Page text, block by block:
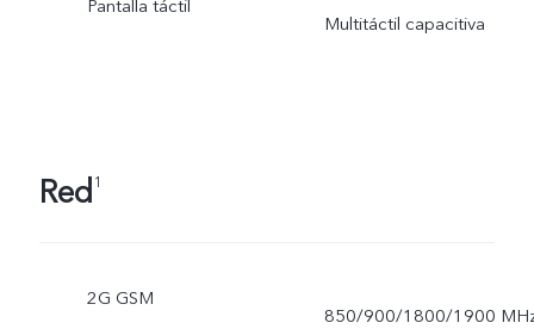
Pantalla táctil
Multitáctil capacitiva
Red1
2G GSM
850/900/1800/1900